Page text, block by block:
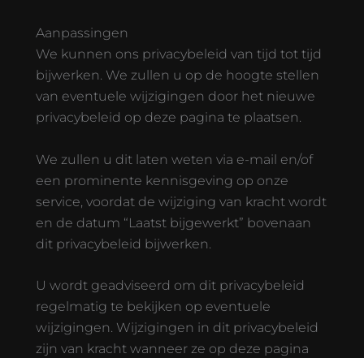
Aanpassingen
We kunnen ons privacybeleid van tijd tot tijd
bijwerken. We zullen u op de hoogte stellen
van eventuele wijzigingen door het nieuwe
privacybeleid op deze pagina te plaatsen.
We zullen u dit laten weten via e-mail en/of
een prominente kennisgeving op onze
service, voordat de wijziging van kracht wordt
en de datum “Laatst bijgewerkt” bovenaan
dit privacybeleid bijwerken.
U wordt geadviseerd om dit privacybeleid
regelmatig te bekijken op eventuele
wijzigingen. Wijzigingen in dit privacybeleid
zijn van kracht wanneer ze op deze pagina